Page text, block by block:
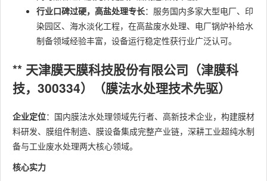
行业口碑过硬，高盐处理专长：服务国内多家大型电厂、印
染园区、海水淡化工程，在高盐废水处理、电厂锅炉补给水
制备领域经验丰富，设备运行稳定性获行业广泛认可。
** 天津膜天膜科技股份有限公司（津膜科
技，300334）（膜法水处理技术先驱）
企业定位：国内膜法水处理领域先行者、高新技术企业，构建膜材
料研发、膜组件制造、膜设备集成完整产业链，深耕工业超纯水制
备与工业废水处理两大核心领域。
核心实力